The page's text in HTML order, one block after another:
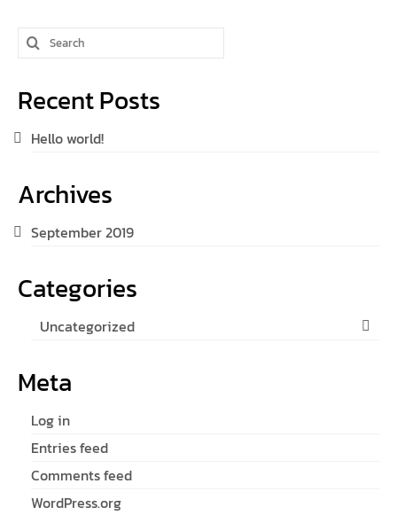
Recent Posts
Hello world!
Archives
September 2019
Categories
Uncategorized
Meta
Log in
Entries feed
Comments feed
WordPress.org